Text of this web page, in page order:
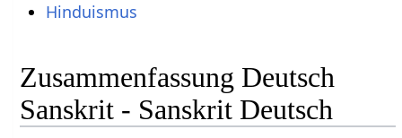
Hinduismus
Zusammenfassung Deutsch
Sanskrit - Sanskrit Deutsch